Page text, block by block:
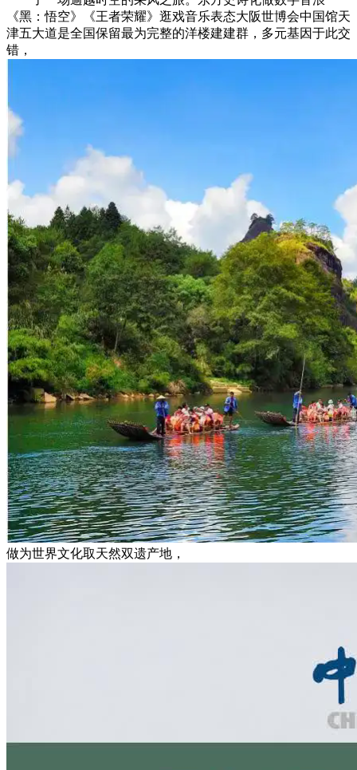
《黑：悟空》《王者荣耀》逛戏音乐表态大阪世博会中国馆天
津五大道是全国保留最为完整的洋楼建建群，多元基因于此交
错，
做为世界文化取天然双遗产地，